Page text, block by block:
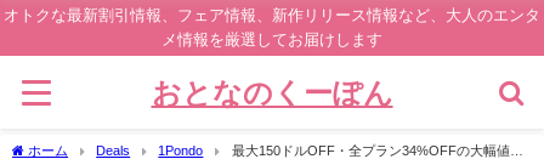
オトクな最新割引情報、フェア情報、新作リリース情報など、大人のエンタ
メ情報を厳選してお届けします
おとなのくーぽん
ホーム Deals 1Pondo
最大150ドルOFF・全プラン34%OFFの大幅値引